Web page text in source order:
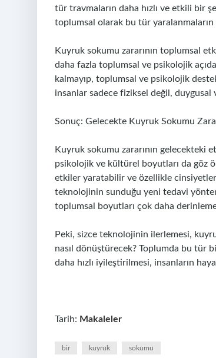
tür travmaların daha hızlı ve etkili bir
toplumsal olarak bu tür yaralanmaların
Kuyruk sokumu zararının toplumsal
daha fazla toplumsal ve psikolojik
kalmayıp, toplumsal ve psikolojik
insanlar sadece fiziksel değil,
Sonuç: Gelecekte Kuyruk Sokumu
Kuyruk sokumu zararının gelecekteki
psikolojik ve kültürel boyutları da göz
etkiler yaratabilir ve özellikle
teknolojinin sunduğu yeni tedavi
toplumsal boyutları çok daha
Peki, sizce teknolojinin ilerlemesi,
nasıl dönüştürecek? Toplumda bu tür
daha hızlı iyileştirilmesi, insanların
Tarih: Makaleler
bir kuyruk sokumu